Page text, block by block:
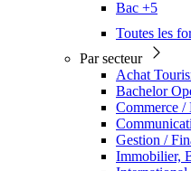
Bac +5
Toutes les
Par secteur
Achat
Bachelor
Commerce /
Gestion /
Immobilier,